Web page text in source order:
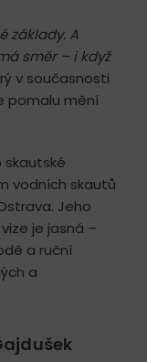
základy. A
směr – i když
v současnosti
pomalu mění
skautské
vodních skautů
Jeho
je jasná –
a ruční
a